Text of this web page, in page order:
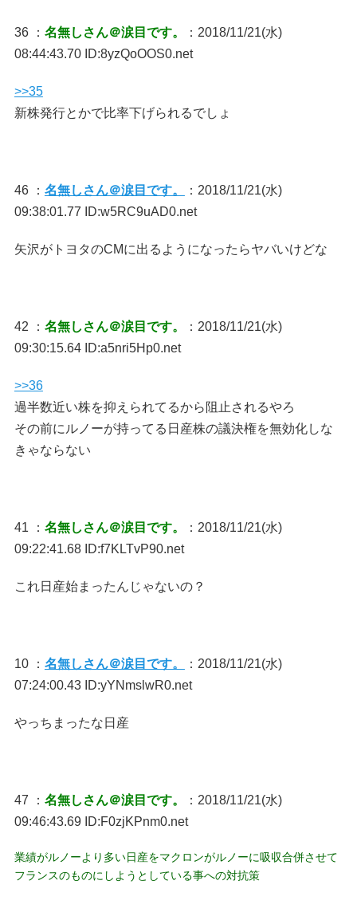
36 ： 名無しさん＠涙目です。
：2018/11/21(水)
08:44:43.70 ID:8yzQoOOS0.net
>>35
新株発行とかで比率下げられるでしょ
46 ： 名無しさん＠涙目です。
：2018/11/21(水)
09:38:01.77 ID:w5RC9uAD0.net
矢沢がトヨタのCMに出るようになったらヤバいけどな
42 ： 名無しさん＠涙目です。
：2018/11/21(水)
09:30:15.64 ID:a5nri5Hp0.net
>>36
過半数近い株を抑えられてるから阻止されるやろ
その前にルノーが持ってる日産株の議決権を無効化しな
きゃならない
41 ： 名無しさん＠涙目です。
：2018/11/21(水)
09:22:41.68 ID:f7KLTvP90.net
これ日産始まったんじゃないの？
10 ： 名無しさん＠涙目です。
：2018/11/21(水)
07:24:00.43 ID:yYNmslwR0.net
やっちまったな日産
47 ： 名無しさん＠涙目です。
：2018/11/21(水)
09:46:43.69 ID:F0zjKPnm0.net
業績がルノーより多い日産をマクロンがルノーに吸収合併させて
フランスのものにしようとしている事への対抗策